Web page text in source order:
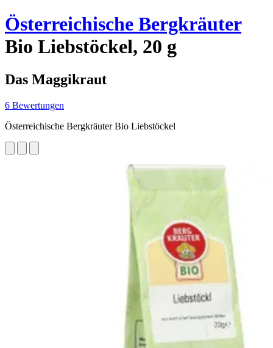
Österreichische Bergkräuter
Bio Liebstöckel, 20 g
Das Maggikraut
6 Bewertungen
Österreichische Bergkräuter Bio Liebstöckel